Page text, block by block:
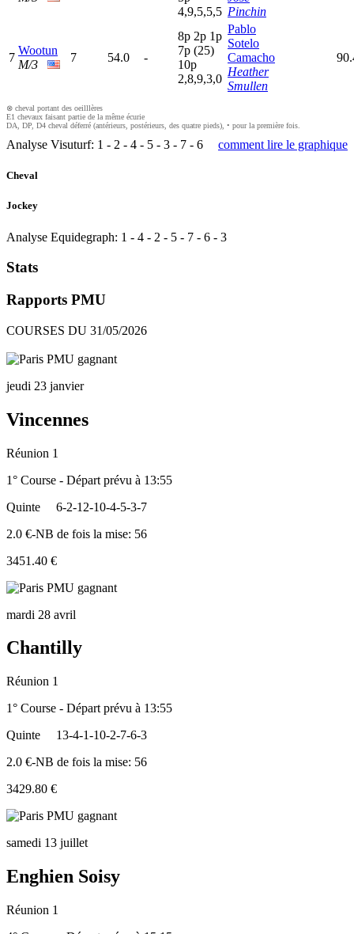
4,9,5,5,5 Pinchin
7
Wootun
M/3
7 54.0 -
8p 2p 1p
7p (25)
10p
2,8,9,3,0
Pablo
Sotelo
Camacho
Heather
Smullen
⊗ cheval portant des oeilllères
E1 chevaux faisant partie de la même écurie
DA, DP, D4 cheval déferré (antérieurs, postérieurs, des quatre pieds), • pour la première fois.
Analyse Visuturf: 1 - 2 - 4 - 5 - 3 - 7 - 6 comment lire le graphique
Cheval
Jockey
Analyse Equidegraph: 1 - 4 - 2 - 5 - 7 - 6 - 3
Stats
Rapports PMU
COURSES DU 31/05/2026
jeudi 23 janvier
Vincennes
Réunion 1
1° Course - Départ prévu à 13:55
Quinte
6-2-12-10-4-5-3-7
2.0 €-NB de fois la mise: 56
3451.40 €
mardi 28 avril
Chantilly
Réunion 1
1° Course - Départ prévu à 13:55
Quinte
13-4-1-10-2-7-6-3
2.0 €-NB de fois la mise: 56
3429.80 €
samedi 13 juillet
Enghien Soisy
Réunion 1